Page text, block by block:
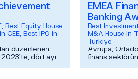
Best Equity House
CEE, Best IPO in
düzenlenen
dört ayrı
EMEA
Banking
Best
M&A House in
Türkiye
Avrupa,
finans